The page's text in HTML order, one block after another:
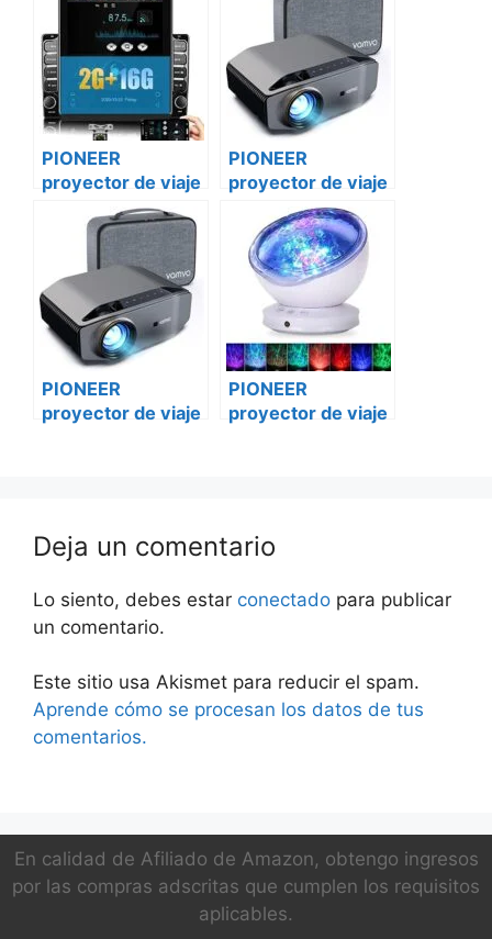
PIONEER
proyector de viaje
mercedes sprinter
PIONEER
proyector de viaje
proy-34
mercedes vito
PIONEER
proyector de viaje
PIONEER
proyector de viaje
Deja un comentario
Lo siento, debes estar conectado para publicar
un comentario.
Este sitio usa Akismet para reducir el spam.
Aprende cómo se procesan los datos de tus
comentarios.
En calidad de Afiliado de Amazon, obtengo ingresos
por las compras adscritas que cumplen los requisitos
aplicables.